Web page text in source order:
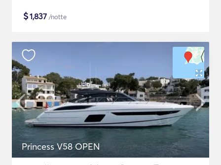
$1,837 /notte
Princess V58 OPEN